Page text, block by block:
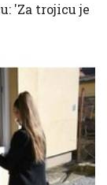
'Za trojicu je